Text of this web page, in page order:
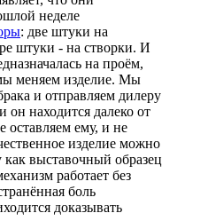
неделе
: две штуки на
штуки - на створки. И
на проём,
меняем изделие. Мы
и отправляем дилеру
он находится далеко от
оставляем ему, и не
изделие можно
как выставочный образец
работает без
боль
доказывать